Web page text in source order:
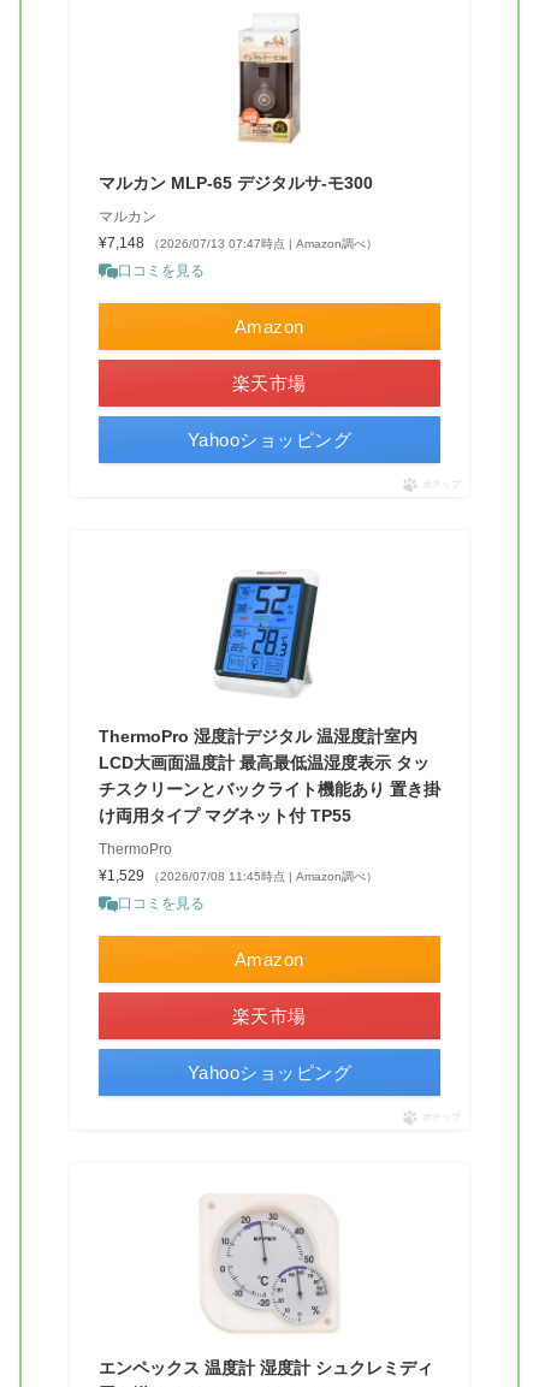
マルカン MLP-65 デジタルサ-モ300
マルカン
¥7,148
（2026/07/13 07:47時点 | Amazon調べ）
口コミを見る
Amazon
楽天市場
Yahooショッピング
ポチップ
ThermoPro 湿度計デジタル 温湿度計室内
LCD大画面温度計 最高最低温湿度表示 タッ
チスクリーンとバックライト機能あり 置き掛
け両用タイプ マグネット付 TP55
ThermoPro
¥1,529
（2026/07/08 11:45時点 | Amazon調べ）
口コミを見る
Amazon
楽天市場
Yahooショッピング
ポチップ
エンペックス 温度計 湿度計 シュクレミディ